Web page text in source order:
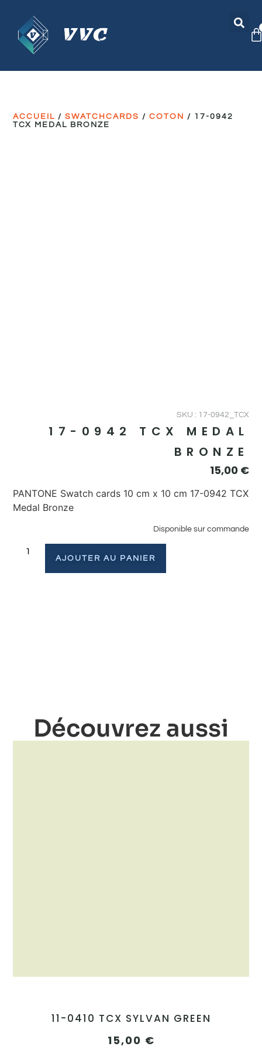
ACCUEIL /SWATCHCARDS /COTON / 17-0942
TCX MEDAL BRONZE
SKU : 17-0942_TCX
17-0942 TCX MEDAL
BRONZE
15,00 €
PANTONE Swatch cards 10 cm x 10 cm 17-0942 TCX
Medal Bronze
Disponible sur commande
AJOUTER AU PANIER
Découvrez aussi
11-0410 TCX SYLVAN GREEN
15,00 €